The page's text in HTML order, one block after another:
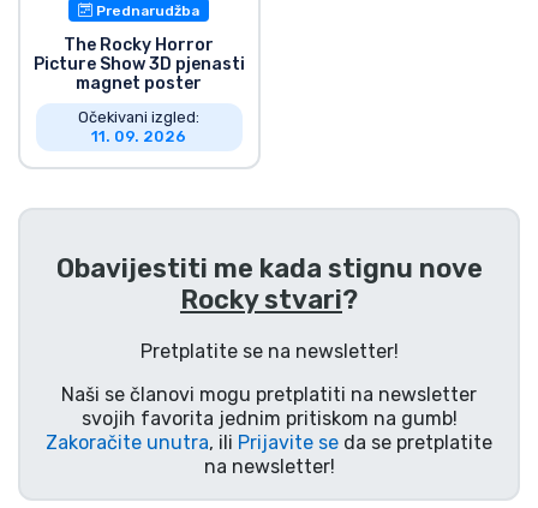
Prednarudžba
The Rocky Horror
Picture Show 3D pjenasti
magnet poster
Očekivani izgled:
11. 09. 2026
Obavijestiti me kada stignu nove
Rocky stvari?
Pretplatite se na newsletter!
Naši se članovi mogu pretplatiti na newsletter
svojih favorita jednim pritiskom na gumb!
Zakoračite unutra, ili Prijavite se da se pretplatite
na newsletter!
Anime proizvodi
Gamer proizvodi
Sportski proizvodi
Marke